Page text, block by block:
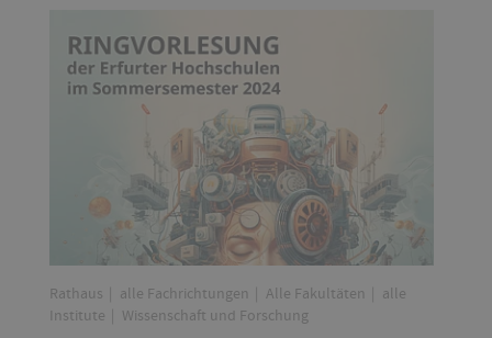
Rathaus alle Fachrichtungen Alle Fakultäten
alle
Institute
Wissenschaft und Forschung